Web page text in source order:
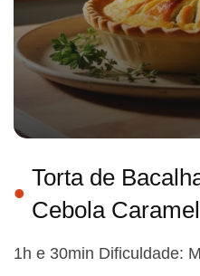
Torta de
Cebola
1h e 30min Dificuldade: